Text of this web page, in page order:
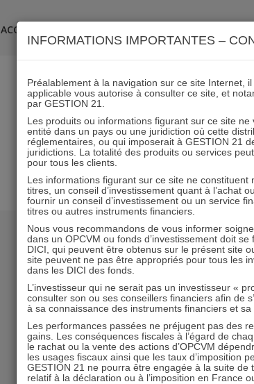
ACCUEIL
INFORMATIONS IMPORTANTES –
Préalablement à la navigation sur ce site Internet,
applicable vous autorise à consulter ce site, et
par GESTION 21.
Les produits ou informations figurant sur ce site
entité dans un pays ou une juridiction où cette
réglementaires, ou qui imposerait à GESTION 21
juridictions. La totalité des produits ou services
pour tous les clients.
Les informations figurant sur ce site ne
titres, un conseil d’investissement quant à l’achat
fournir un conseil d’investissement ou un service
titres ou autres instruments financiers.
Nous vous recommandons de vous informer
dans un OPCVM ou fonds d’investissement doit
DICI, qui peuvent être obtenus sur le présent site
site peuvent ne pas être appropriés pour tous les
dans les DICI des fonds.
L’investisseur qui ne serait pas un investisseur «
consulter son ou ses conseillers financiers afin de
à sa connaissance des instruments financiers et
Les performances passées ne préjugent pas des
gains. Les conséquences fiscales à l’égard de
le rachat ou la vente des actions d’OPCVM
les usages fiscaux ainsi que les taux d’imposition
GESTION 21 ne pourra être engagée à la suite de
relatif à la déclaration ou à l’imposition en France